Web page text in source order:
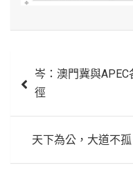
章 岑：澳門冀與
徑
天下為公，大道不